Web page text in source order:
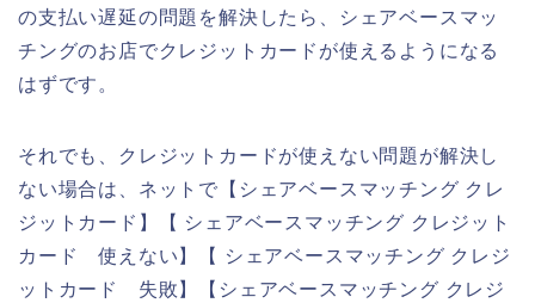
の支払い遅延の問題を解決したら、シェアベースマッ
チングのお店でクレジットカードが使えるようになる
はずです。
それでも、クレジットカードが使えない問題が解決し
ない場合は、ネットで【シェアベースマッチング クレ
ジットカード】【 シェアベースマッチング クレジット
カード 使えない】【 シェアベースマッチング クレジ
ットカード 失敗】【シェアベースマッチング クレジ